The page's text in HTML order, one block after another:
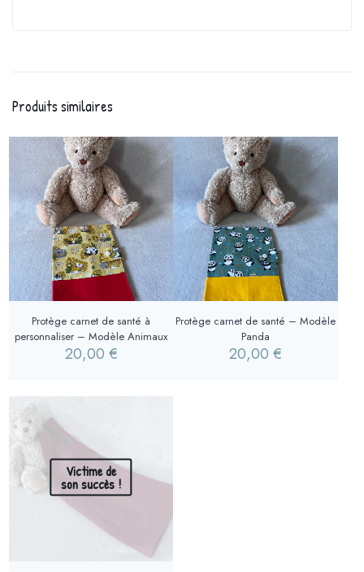
Produits similaires
Protège carnet de santé à
personnaliser – Modèle Animaux
20,00 €
Protège carnet de santé – Modèle
Panda
20,00€
Victime de
son succès !